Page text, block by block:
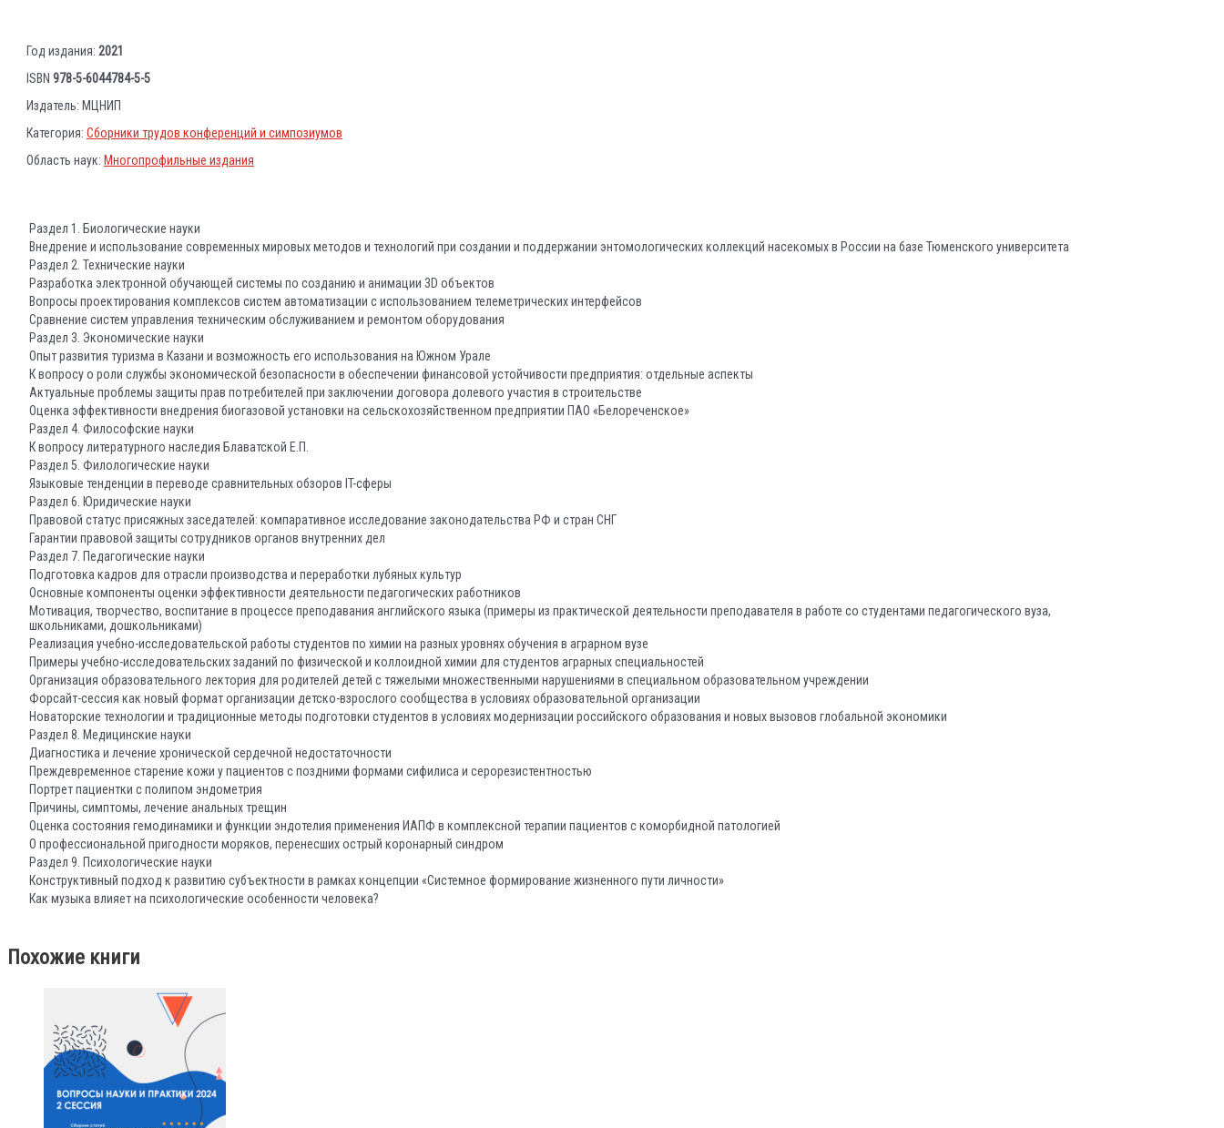
Год издания: 2021
ISBN 978-5-6044784-5-5
Издатель: МЦНИП
Категория: Сборники трудов конференций и симпозиумов
Область наук: Многопрофильные издания
Раздел 1. Биологические науки
Внедрение и использование современных мировых методов и технологий при создании и поддержании энтомологических коллекций насекомых в России на базе Тюменского университета
Раздел 2. Технические науки
Разработка электронной обучающей системы по созданию и анимации 3D объектов
Вопросы проектирования комплексов систем автоматизации с использованием телеметрических интерфейсов
Сравнение систем управления техническим обслуживанием и ремонтом оборудования
Раздел 3. Экономические науки
Опыт развития туризма в Казани и возможность его использования на Южном Урале
К вопросу о роли службы экономической безопасности в обеспечении финансовой устойчивости предприятия: отдельные аспекты
Актуальные проблемы защиты прав потребителей при заключении договора долевого участия в строительстве
Оценка эффективности внедрения биогазовой установки на сельскохозяйственном предприятии ПАО «Белореченское»
Раздел 4. Философские науки
К вопросу литературного наследия Блаватской Е.П.
Раздел 5. Филологические науки
Языковые тенденции в переводе сравнительных обзоров IT-сферы
Раздел 6. Юридические науки
Правовой статус присяжных заседателей: компаративное исследование законодательства РФ и стран СНГ
Гарантии правовой защиты сотрудников органов внутренних дел
Раздел 7. Педагогические науки
Подготовка кадров для отрасли производства и переработки лубяных культур
Основные компоненты оценки эффективности деятельности педагогических работников
Мотивация, творчество, воспитание в процессе преподавания английского языка (примеры из практической деятельности преподавателя в работе со студентами педагогического вуза,
школьниками, дошкольниками)
Реализация учебно-исследовательской работы студентов по химии на разных уровнях обучения в аграрном вузе
Примеры учебно-исследовательских заданий по физической и коллоидной химии для студентов аграрных специальностей
Организация образовательного лектория для родителей детей с тяжелыми множественными нарушениями в специальном образовательном учреждении
Форсайт-сессия как новый формат организации детско-взрослого сообщества в условиях образовательной организации
Новаторские технологии и традиционные методы подготовки студентов в условиях модернизации российского образования и новых вызовов глобальной экономики
Раздел 8. Медицинские науки
Диагностика и лечение хронической сердечной недостаточности
Преждевременное старение кожи у пациентов с поздними формами сифилиса и серорезистентностью
Портрет пациентки с полипом эндометрия
Причины, симптомы, лечение анальных трещин
Оценка состояния гемодинамики и функции эндотелия применения ИАПФ в комплексной терапии пациентов с коморбидной патологией
О профессиональной пригодности моряков, перенесших острый коронарный синдром
Раздел 9. Психологические науки
Конструктивный подход к развитию субъектности в рамках концепции «Системное формирование жизненного пути личности»
Как музыка влияет на психологические особенности человека?
Похожие книги